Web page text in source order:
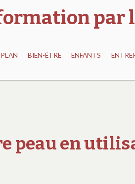
par
BIEN-ÊTRE ENFANTS
peau en